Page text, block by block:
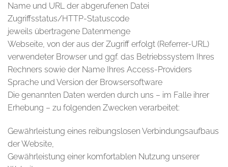
Name und URL der abgerufenen Datei
Zugriffsstatus/HTTP-Statuscode
jeweils übertragene Datenmenge
Webseite, von der aus der Zugriff erfolgt (Referrer-URL)
verwendeter Browser und ggf. das Betriebssystem Ihres
Rechners sowie der Name Ihres Access-Providers
Sprache und Version der Browsersoftware
Die genannten Daten werden durch uns – im Falle ihrer
Erhebung – zu folgenden Zwecken verarbeitet:
Gewährleistung eines reibungslosen Verbindungsaufbaus
der Website,
Gewährleistung einer komfortablen Nutzung unserer